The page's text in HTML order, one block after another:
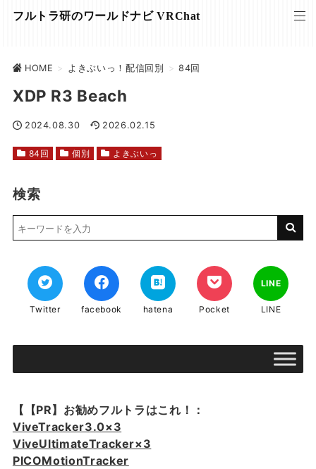
フルトラ研のワールドナビ VRChat
HOME > よきぶいっ！配信回別 > 84回
XDP R3 Beach
2024.08.30 2026.02.15
84回 個別 よきぶいっ
検索
Twitter facebook hatena Pocket
LINE
LINE
【【PR】お勧めフルトラはこれ！：
ViveTracker3.0×3
ViveUltimateTracker×3
PICOMotionTracker